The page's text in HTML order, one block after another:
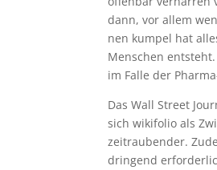
dann, vor allem
nen kumpel hat
Menschen
im Falle der
Das Wall Street
sich wikifolio als
zeitraubender.
dringend